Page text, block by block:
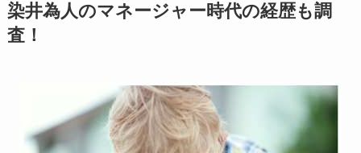
染井為人のマネージャー時代の経歴も調
査！